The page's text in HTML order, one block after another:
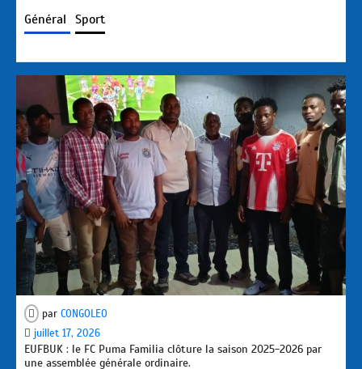
Général Sport
par CONGOLEO
juillet 17, 2026
EUFBUK : le FC Puma Familia clôture la saison 2025-2026 par
une assemblée générale ordinaire.